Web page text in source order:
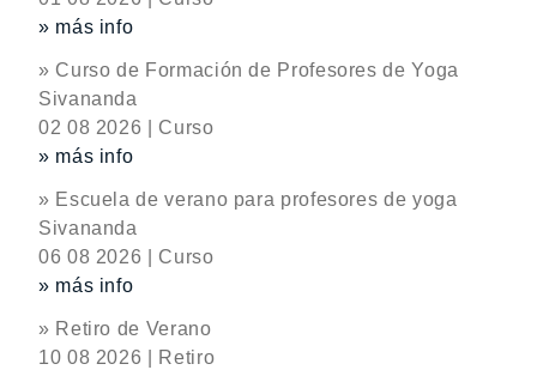
» más info
» Curso de Formación de Profesores de Yoga
Sivananda
02 08 2026 | Curso
» más info
» Escuela de verano para profesores de yoga
Sivananda
06 08 2026 | Curso
» más info
» Retiro de Verano
10 08 2026 | Retiro